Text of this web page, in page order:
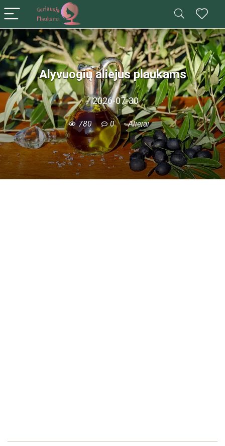
Alyvuogių aliejus plaukams
2026-07-30
780 0 Aliejai